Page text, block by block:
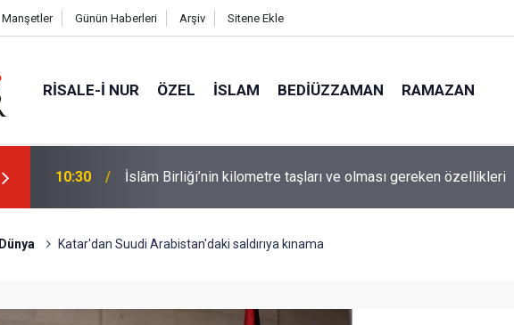
Manşetler Günün Haberleri Arşiv Sitene Ekle
RISALE-I NUR ÖZEL İSLAM BEDIÜZZAMAN RAMAZAN
10:30 İslâm Birliği’nin kilometre taşları ve olması gereken özellikleri
Dünya Katar'dan Suudi Arabistan'daki saldırıya kınama